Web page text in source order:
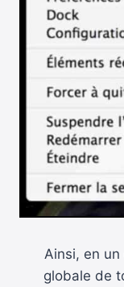
Ainsi, en
globale de